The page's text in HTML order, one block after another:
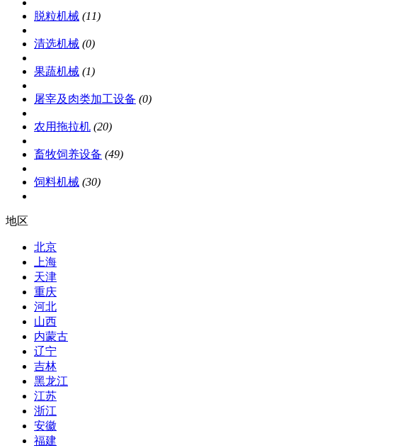
脱粒机械 (11)
清选机械 (0)
果蔬机械 (1)
屠宰及肉类加工设备 (0)
农用拖拉机 (20)
畜牧饲养设备 (49)
饲料机械 (30)
地区
北京
上海
天津
重庆
河北
山西
内蒙古
辽宁
吉林
黑龙江
江苏
浙江
安徽
福建